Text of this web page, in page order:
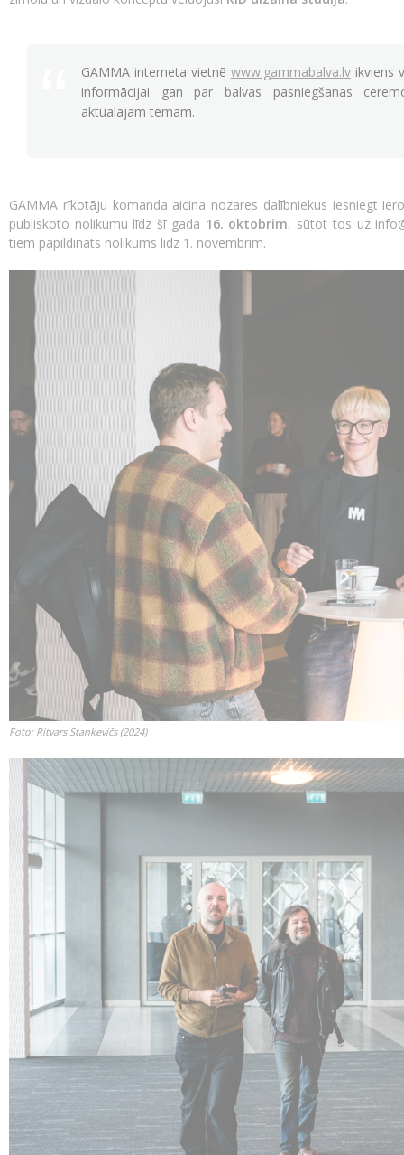
GAMMA interneta vietnē www.gammabalva.lvikviens
informācijai gan par balvas pasniegšanas
aktuālajām tēmām.
GAMMA rīkotāju komanda aicina nozares dalībniekus iesniegt
publiskoto nolikumu līdz šī gada 16. oktobrim, sūtot tos uz
tiem papildināts nolikums līdz 1. novembrim.
Foto: Ritvars Stankevičs (2024)